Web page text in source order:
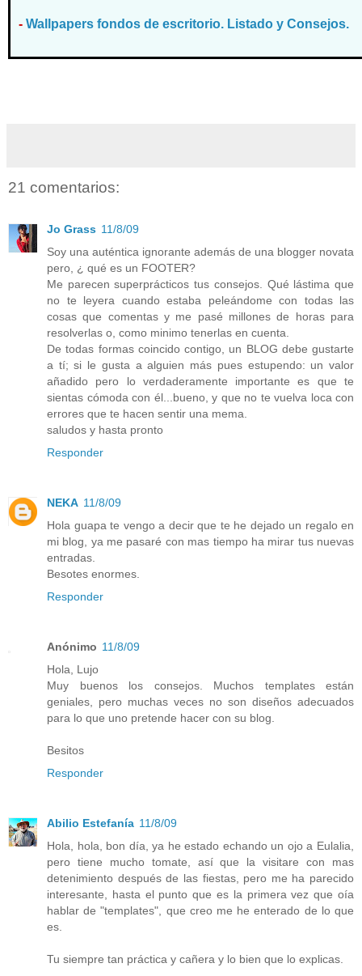
- Wallpapers fondos de escritorio. Listado y Consejos.
21 comentarios:
Jo Grass 11/8/09
Soy una auténtica ignorante además de una blogger novata
pero, ¿ qué es un FOOTER?
Me parecen superprácticos tus consejos. Qué lástima que
no te leyera cuando estaba peleándome con todas las
cosas que comentas y me pasé millones de horas para
resolverlas o, como minimo tenerlas en cuenta.
De todas formas coincido contigo, un BLOG debe gustarte
a tí; si le gusta a alguien más pues estupendo: un valor
añadido pero lo verdaderamente importante es que te
sientas cómoda con él...bueno, y que no te vuelva loca con
errores que te hacen sentir una mema.
saludos y hasta pronto
Responder
NEKA 11/8/09
Hola guapa te vengo a decir que te he dejado un regalo en
mi blog, ya me pasaré con mas tiempo ha mirar tus nuevas
entradas.
Besotes enormes.
Responder
Anónimo 11/8/09
Hola, Lujo
Muy buenos los consejos. Muchos templates están
geniales, pero muchas veces no son diseños adecuados
para lo que uno pretende hacer con su blog.
Besitos
Responder
Abilio Estefanía 11/8/09
Hola, hola, bon día, ya he estado echando un ojo a Eulalia,
pero tiene mucho tomate, así que la visitare con mas
detenimiento después de las fiestas, pero me ha parecido
interesante, hasta el punto que es la primera vez que oía
hablar de "templates", que creo me he enterado de lo que
es.
Tu siempre tan práctica y cañera y lo bien que lo explicas.